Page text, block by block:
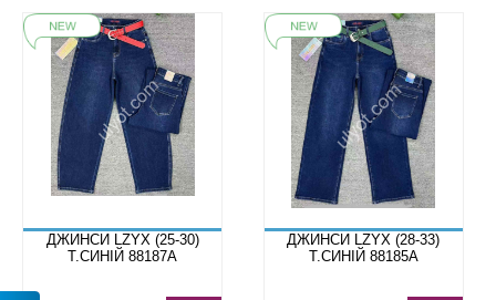
ДЖИНСИ LZYX (25-30)
Т.СИНІЙ 88187A
ДЖИНСИ LZYX (28-33)
Т.СИНІЙ 88185A